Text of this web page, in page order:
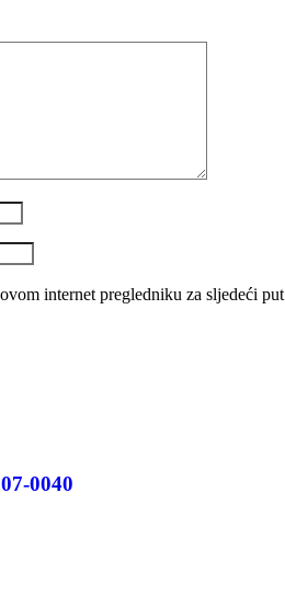
internet pregledniku za sljedeći
0040